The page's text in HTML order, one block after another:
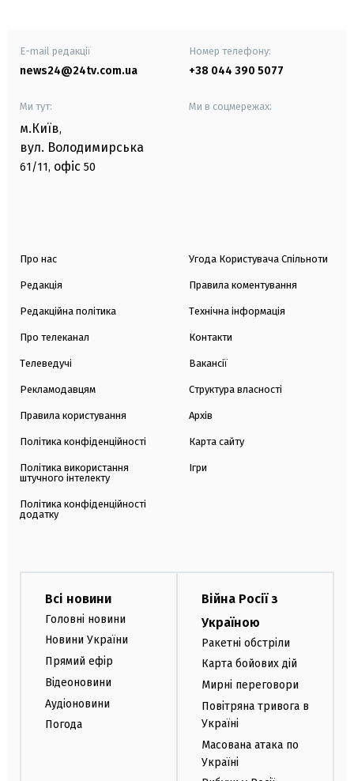
E-mail редакції
news24@24tv.com.ua
Номер телефону:
+38 044 390 5077
Ми тут:
м.Київ,
вул. Володимирська
61/11, офіс 50
Ми в соцмережах:
Про нас
Редакція
Редакційна політика
Про телеканал
Телеведучі
Рекламодавцям
Правила користування
Політика конфіденційності
Політика використання
штучного інтелекту
Політика конфіденційності
додатку
Угода Користувача Спільноти
Правила коментування
Технічна інформація
Контакти
Вакансії
Структура власності
Архів
Карта сайту
Ігри
Всі новини
Головні новини
Новини України
Прямий ефір
Відеоновини
Аудіоновини
Погода
Війна Росії з
Україною
Ракетні обстріли
Карта бойових дій
Мирні переговори
Повітряна тривога в
Україні
Масована атака по
Україні